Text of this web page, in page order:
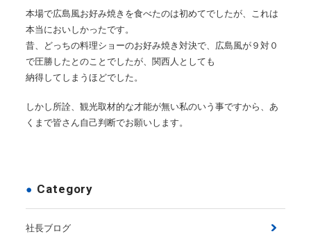
本場で広島風お好み焼きを食べたのは初めてでしたが、これは
本当においしかったです。
昔、どっちの料理ショーのお好み焼き対決で、広島風が９対０
で圧勝したとのことでしたが、関西人としても
納得してしまうほどでした。
しかし所詮、観光取材的な才能が無い私のいう事ですから、あ
くまで皆さん自己判断でお願いします。
Category
社長ブログ